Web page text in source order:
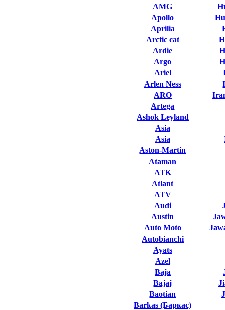
AMG
Apollo
Aprilia
Arctic cat
Ardie
Argo
Ariel
Arlen Ness
ARO
Artega
Ashok Leyland
Asia
Asia
Aston-Martin
Ataman
ATK
Atlant
ATV
Audi
Austin
Auto Moto
Autobianchi
Ayats
Azel
Baja
Bajaj
Baotian
Barkas (Баркас)